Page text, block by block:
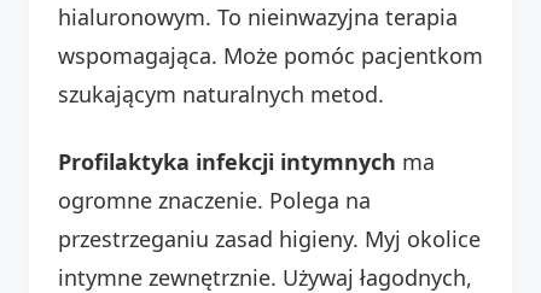
hialuronowym. To nieinwazyjna terapia
wspomagająca. Może pomóc pacjentkom
szukającym naturalnych metod.
Profilaktyka infekcji intymnych ma
ogromne znaczenie. Polega na
przestrzeganiu zasad higieny. Myj okolice
intymne zewnętrznie. Używaj łagodnych,